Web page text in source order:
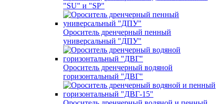
"SU" и "SP"
Ороситель дренчерный пенный
универсальный "ДПУ"
Ороситель дренчерный водяной
горизонтальный "ДВГ"